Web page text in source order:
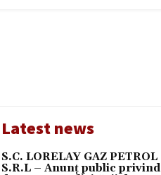
Latest news
S.C. LORELAY GAZ PETROL
S.R.L – Anunț public privind